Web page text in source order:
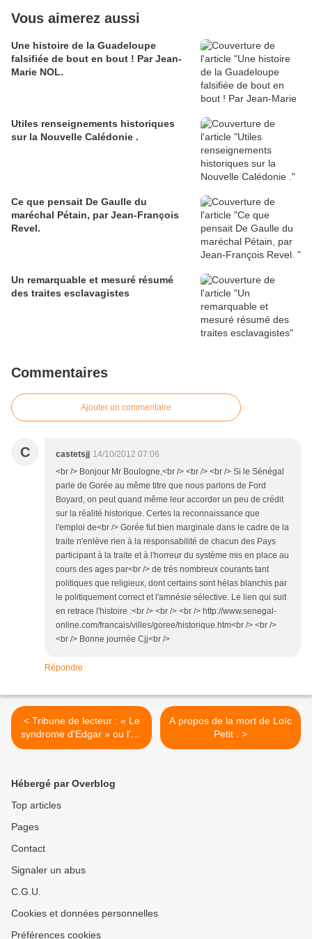
Vous aimerez aussi
Une histoire de la Guadeloupe
falsifiée de bout en bout ! Par Jean-
Marie NOL.
Utiles renseignements historiques
sur la Nouvelle Calédonie .
Ce que pensait De Gaulle du
maréchal Pétain, par Jean-François
Revel.
Un remarquable et mesuré résumé
des traites esclavagistes
Commentaires
Ajouter un commentaire
C castetsjj 14/10/2012 07:06
<br /> Bonjour Mr Boulogne,<br /> <br /> <br /> Si le Sénégal
parle de Gorée au même titre que nous parlons de Ford
Boyard, on peut quand même leur accorder un peu de crédit
sur la réalité historique. Certes la reconnaissance que
l'emploi de<br /> Gorée fut bien marginale dans le cadre de la
traite n'enlève rien à la responsabilité de chacun des Pays
participant à la traite et à l'horreur du système mis en place au
cours des ages par<br /> de très nombreux courants tant
politiques que religieux, dont certains sont hélas blanchis par
le politiquement correct et l'amnésie sélective. Le lien qui suit
en retrace l'histoire :<br /> <br /> <br /> http://www.senegal-
online.com/francais/villes/goree/historique.htm<br /> <br />
<br /> Bonne journée Cjj<br />
Répondre
< Tribune de lecteur : « Le
syndrome d'Edgar » ou l'art
de l'opportunisme politique,
A propos de la mort de Loïc
Petit . >
Hébergé par Overblog
Top articles
Pages
Contact
Signaler un abus
C.G.U.
Cookies et données personnelles
Préférences cookies